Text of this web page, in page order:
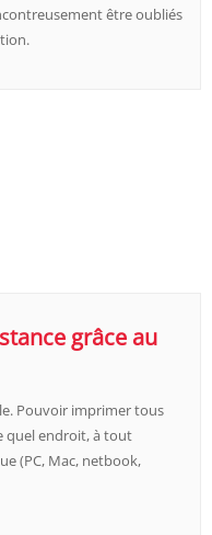
être oubliés
grâce au
Pouvoir imprimer tous
quel endroit, à tout
(PC, Mac, netbook,